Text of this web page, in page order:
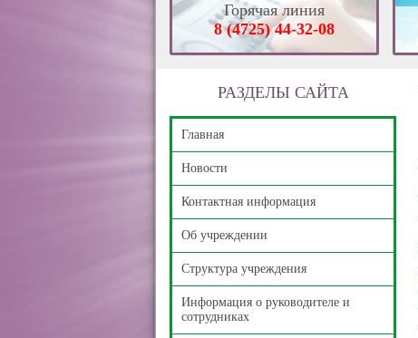
Горячая линия
8 (4725) 44-32-08
РАЗДЕЛЫ САЙТА
Главная
Новости
Контактная информация
Об учреждении
Структура учреждения
Информация о руководителе и
сотрудниках